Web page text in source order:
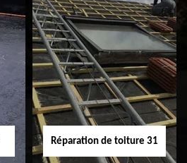
Nettoyage
demoussage de
toiture 31
Réparation de toiture 31